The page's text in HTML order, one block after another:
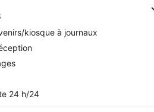
kiosque à journaux
24 h/24